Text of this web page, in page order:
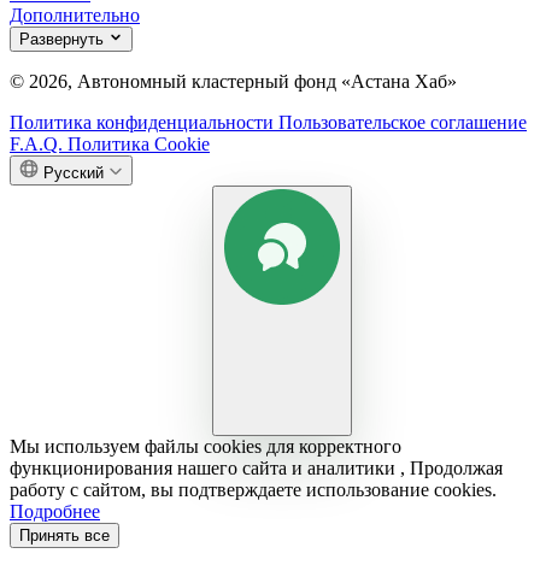
Дополнительно
Развернуть
© 2026, Автономный кластерный фонд «Астана Хаб»
Политика конфиденциальности Пользовательское соглашение
F.A.Q. Политика Cookie
Русский
Мы используем файлы cookies для корректного
функционирования нашего сайта и аналитики , Продолжая
работу с сайтом, вы подтверждаете использование cookies.
Подробнее
Принять все